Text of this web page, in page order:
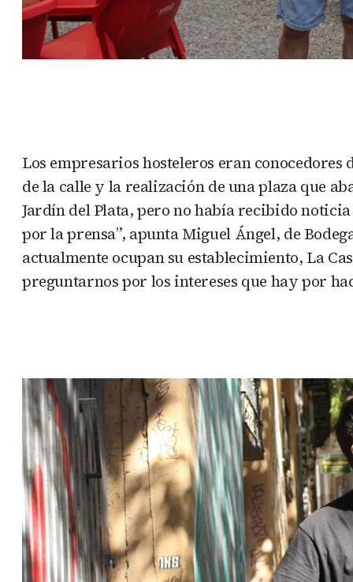
Los empresarios hosteleros eran
de la calle y la realización de una plaza que
Jardín del Plata, pero no había recibido noticia
por la prensa”, apunta Miguel Ángel, de
actualmente ocupan su establecimiento, La
preguntarnos por los intereses que hay por